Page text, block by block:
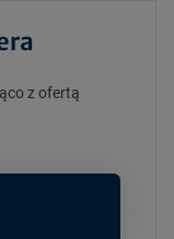
z ofertą